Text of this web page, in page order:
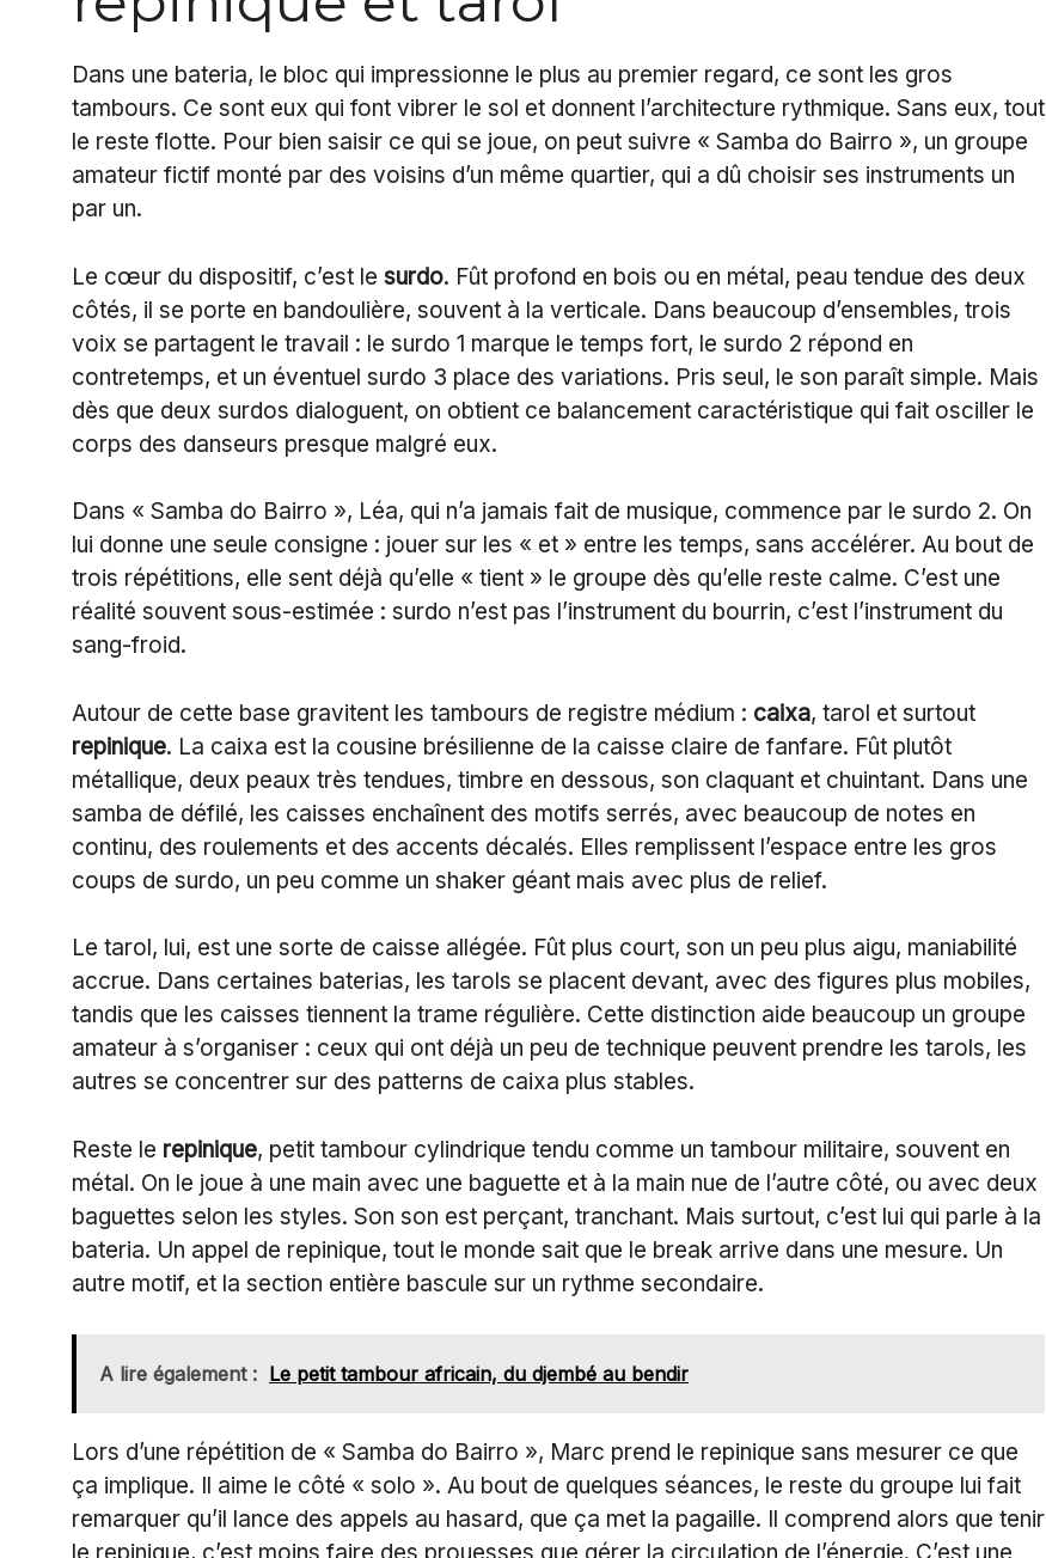
Dans une bateria, le bloc qui impressionne le plus au premier regard, ce sont les gros
tambours. Ce sont eux qui font vibrer le sol et donnent l’architecture rythmique. Sans eux, tout
le reste flotte. Pour bien saisir ce qui se joue, on peut suivre « Samba do Bairro », un groupe
amateur fictif monté par des voisins d’un même quartier, qui a dû choisir ses instruments un
par un.
Le cœur du dispositif, c’est le surdo. Fût profond en bois ou en métal, peau tendue des deux
côtés, il se porte en bandoulière, souvent à la verticale. Dans beaucoup d’ensembles, trois
voix se partagent le travail : le surdo 1 marque le temps fort, le surdo 2 répond en
contretemps, et un éventuel surdo 3 place des variations. Pris seul, le son paraît simple. Mais
dès que deux surdos dialoguent, on obtient ce balancement caractéristique qui fait osciller le
corps des danseurs presque malgré eux.
Dans « Samba do Bairro », Léa, qui n’a jamais fait de musique, commence par le surdo 2. On
lui donne une seule consigne : jouer sur les « et » entre les temps, sans accélérer. Au bout de
trois répétitions, elle sent déjà qu’elle « tient » le groupe dès qu’elle reste calme. C’est une
réalité souvent sous-estimée : surdo n’est pas l’instrument du bourrin, c’est l’instrument du
sang-froid.
Autour de cette base gravitent les tambours de registre médium : caixa, tarol et surtout
repinique. La caixa est la cousine brésilienne de la caisse claire de fanfare. Fût plutôt
métallique, deux peaux très tendues, timbre en dessous, son claquant et chuintant. Dans une
samba de défilé, les caisses enchaînent des motifs serrés, avec beaucoup de notes en
continu, des roulements et des accents décalés. Elles remplissent l’espace entre les gros
coups de surdo, un peu comme un shaker géant mais avec plus de relief.
Le tarol, lui, est une sorte de caisse allégée. Fût plus court, son un peu plus aigu, maniabilité
accrue. Dans certaines baterias, les tarols se placent devant, avec des figures plus mobiles,
tandis que les caisses tiennent la trame régulière. Cette distinction aide beaucoup un groupe
amateur à s’organiser : ceux qui ont déjà un peu de technique peuvent prendre les tarols, les
autres se concentrer sur des patterns de caixa plus stables.
Reste le repinique, petit tambour cylindrique tendu comme un tambour militaire, souvent en
métal. On le joue à une main avec une baguette et à la main nue de l’autre côté, ou avec deux
baguettes selon les styles. Son son est perçant, tranchant. Mais surtout, c’est lui qui parle à la
bateria. Un appel de repinique, tout le monde sait que le break arrive dans une mesure. Un
autre motif, et la section entière bascule sur un rythme secondaire.
A lire également : Le petit tambour africain, du djembé au bendir
Lors d’une répétition de « Samba do Bairro », Marc prend le repinique sans mesurer ce que
ça implique. Il aime le côté « solo ». Au bout de quelques séances, le reste du groupe lui fait
remarquer qu’il lance des appels au hasard, que ça met la pagaille. Il comprend alors que tenir